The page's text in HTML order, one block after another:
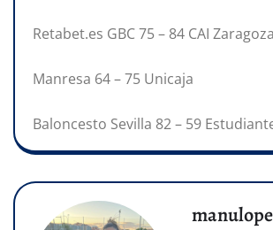
Retabet.es GBC 75 – 84 CAI Zaragoza
Manresa 64 – 75 Unicaja
Baloncesto Sevilla 82 – 59